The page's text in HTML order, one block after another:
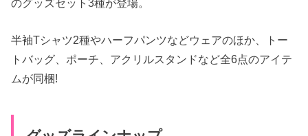
のグッズセット3種が登場。
半袖Tシャツ2種やハーフパンツなどウェアのほか、トー
トバッグ、ポーチ、アクリルスタンドなど全6点のアイテ
ムが同梱!